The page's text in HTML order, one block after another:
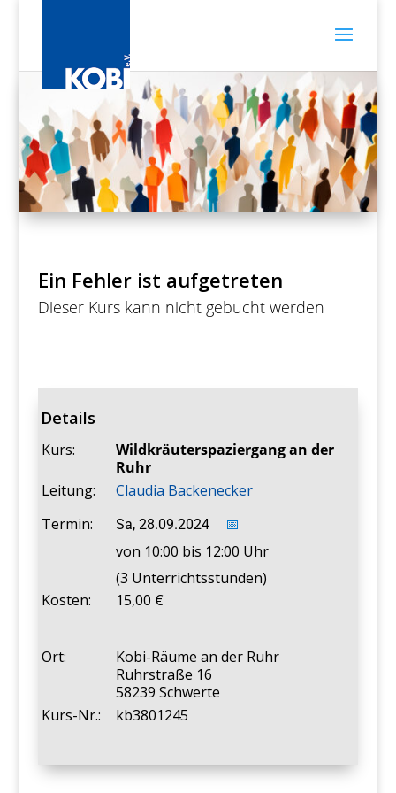
Ein Fehler ist aufgetreten
Dieser Kurs kann nicht gebucht werden
Details
Kurs:
Wildkräuterspaziergang an der
Ruhr
Leitung:
Claudia Backenecker
Termin:
Sa, 28.09.2024 📅
von 10:00 bis 12:00 Uhr
(3 Unterrichtsstunden)
Kosten:
15,00
Ort:
Kobi-Räume an der Ruhr
Ruhrstraße 16
58239 Schwerte
Kurs-Nr.:
kb3801245